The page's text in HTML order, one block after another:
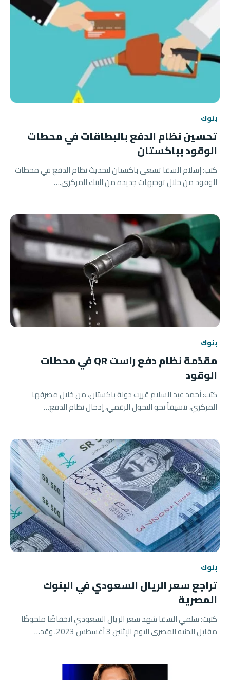
بنوك
تحسين نظام الدفع بالبطاقات في محطات
الوقود بباكستان
كتب: إسلام السقا تسعى باكستان لتحديث نظام الدفع في محطات
الوقود من خلال توجيهات جديدة من البنك المركزي.…
بنوك
مقدّمة نظام دفع راست QR في محطات
الوقود
كتب: أحمد عبد السلام قررت دولة باكستان، من خلال مصرفها
المركزي، تنسيقاً نحو التحول الرقمي، إدخال نظام الدفع…
بنوك
تراجع سعر الريال السعودي في البنوك
المصرية
كتبت: سلمي السقا شهد سعر الريال السعودي انخفاضًا ملحوظًا
مقابل الجنيه المصري اليوم الإثنين 3 أغسطس 2023. وقد…